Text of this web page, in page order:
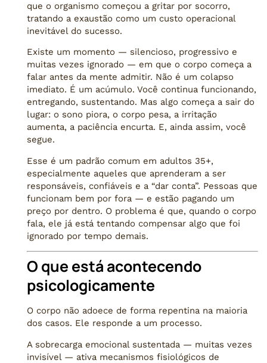
que o organismo começou a gritar por socorro,
tratando a exaustão como um custo operacional
inevitável do sucesso.
Existe um momento — silencioso, progressivo e
muitas vezes ignorado — em que o corpo começa a
falar antes da mente admitir. Não é um colapso
imediato. É um acúmulo. Você continua funcionando,
entregando, sustentando. Mas algo começa a sair do
lugar: o sono piora, o corpo pesa, a irritação
aumenta, a paciência encurta. E, ainda assim, você
segue.
Esse é um padrão comum em adultos 35+,
especialmente aqueles que aprenderam a ser
responsáveis, confiáveis e a “dar conta”. Pessoas que
funcionam bem por fora — e estão pagando um
preço por dentro. O problema é que, quando o corpo
fala, ele já está tentando compensar algo que foi
ignorado por tempo demais.
O que está acontecendo
psicologicamente
O corpo não adoece de forma repentina na maioria
dos casos. Ele responde a um processo.
A sobrecarga emocional sustentada — muitas vezes
invisível — ativa mecanismos fisiológicos de